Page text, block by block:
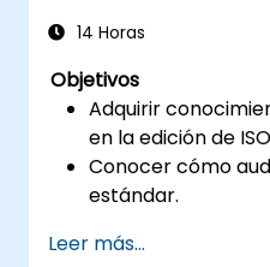
14 Horas
Objetivos
Adquirir
en la edición de
Conocer cómo
estándar.
Leer más...